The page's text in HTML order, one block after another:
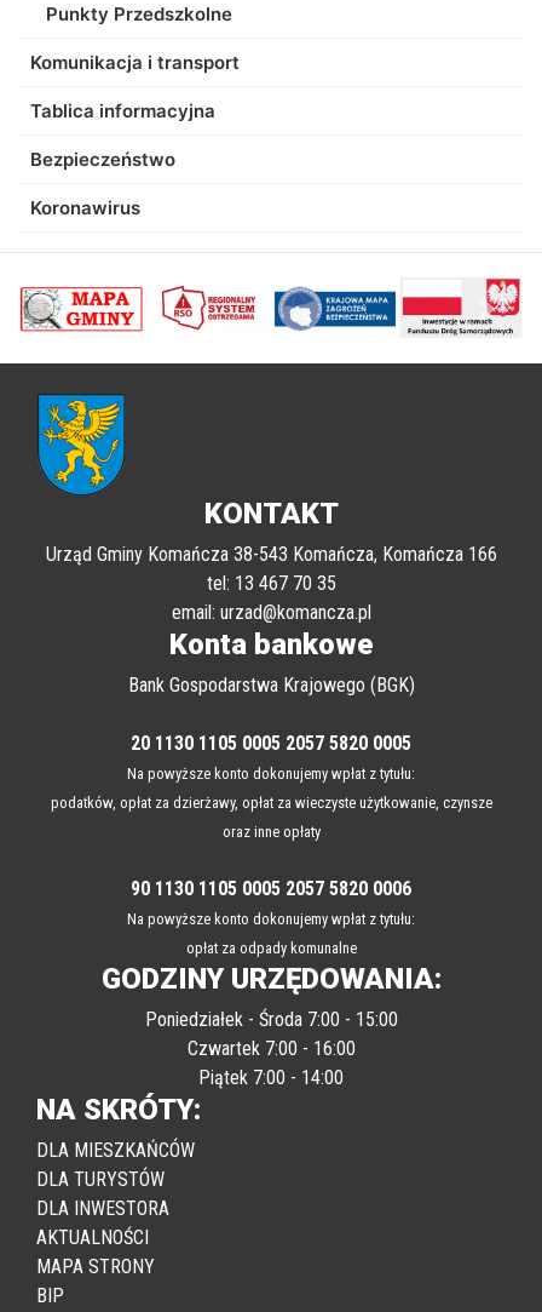
Punkty Przedszkolne
Komunikacja i transport
Tablica informacyjna
Bezpieczeństwo
Koronawirus
poprzednii
KONTAKT
Urząd Gminy Komańcza 38-543 Komańcza, Komańcza 166
tel: 13 467 70 35
email: urzad@komancza.pl
Konta bankowe
Bank Gospodarstwa Krajowego (BGK)
20 1130 1105 0005 2057 5820 0005
Na powyższe konto dokonujemy wpłat z tytułu:
podatków, opłat za dzierżawy, opłat za wieczyste użytkowanie, czynsze
oraz inne opłaty
90 1130 1105 0005 2057 5820 0006
Na powyższe konto dokonujemy wpłat z tytułu:
opłat za odpady komunalne
GODZINY URZĘDOWANIA:
Poniedziałek - Środa 7:00 - 15:00
Czwartek 7:00 - 16:00
Piątek 7:00 - 14:00
NA SKRÓTY:
DLA MIESZKAŃCÓW
DLA TURYSTÓW
DLA INWESTORA
AKTUALNOŚCI
MAPA STRONY
BIP